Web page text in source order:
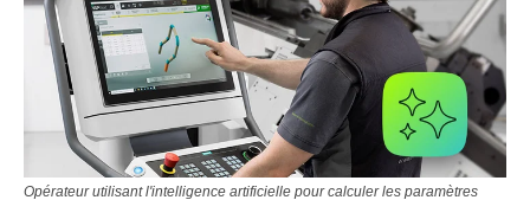
Opérateur utilisant l'intelligence artificielle pour calculer les paramètres